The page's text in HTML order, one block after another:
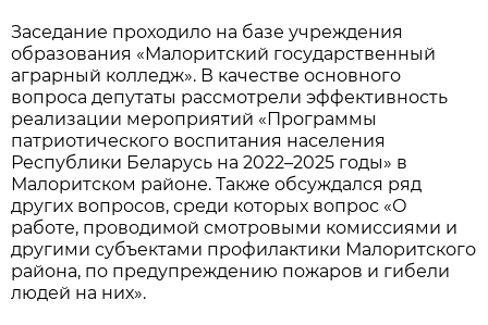
Заседание проходило на базе учреждения
образования «Малоритский государственный
аграрный колледж». В качестве основного
вопроса депутаты рассмотрели эффективность
реализации мероприятий «Программы
патриотического воспитания населения
Республики Беларусь на 2022–2025 годы» в
Малоритском районе. Также обсуждался ряд
других вопросов, среди которых вопрос «О
работе, проводимой смотровыми комиссиями и
другими субъектами профилактики Малоритского
района, по предупреждению пожаров и гибели
людей на них».